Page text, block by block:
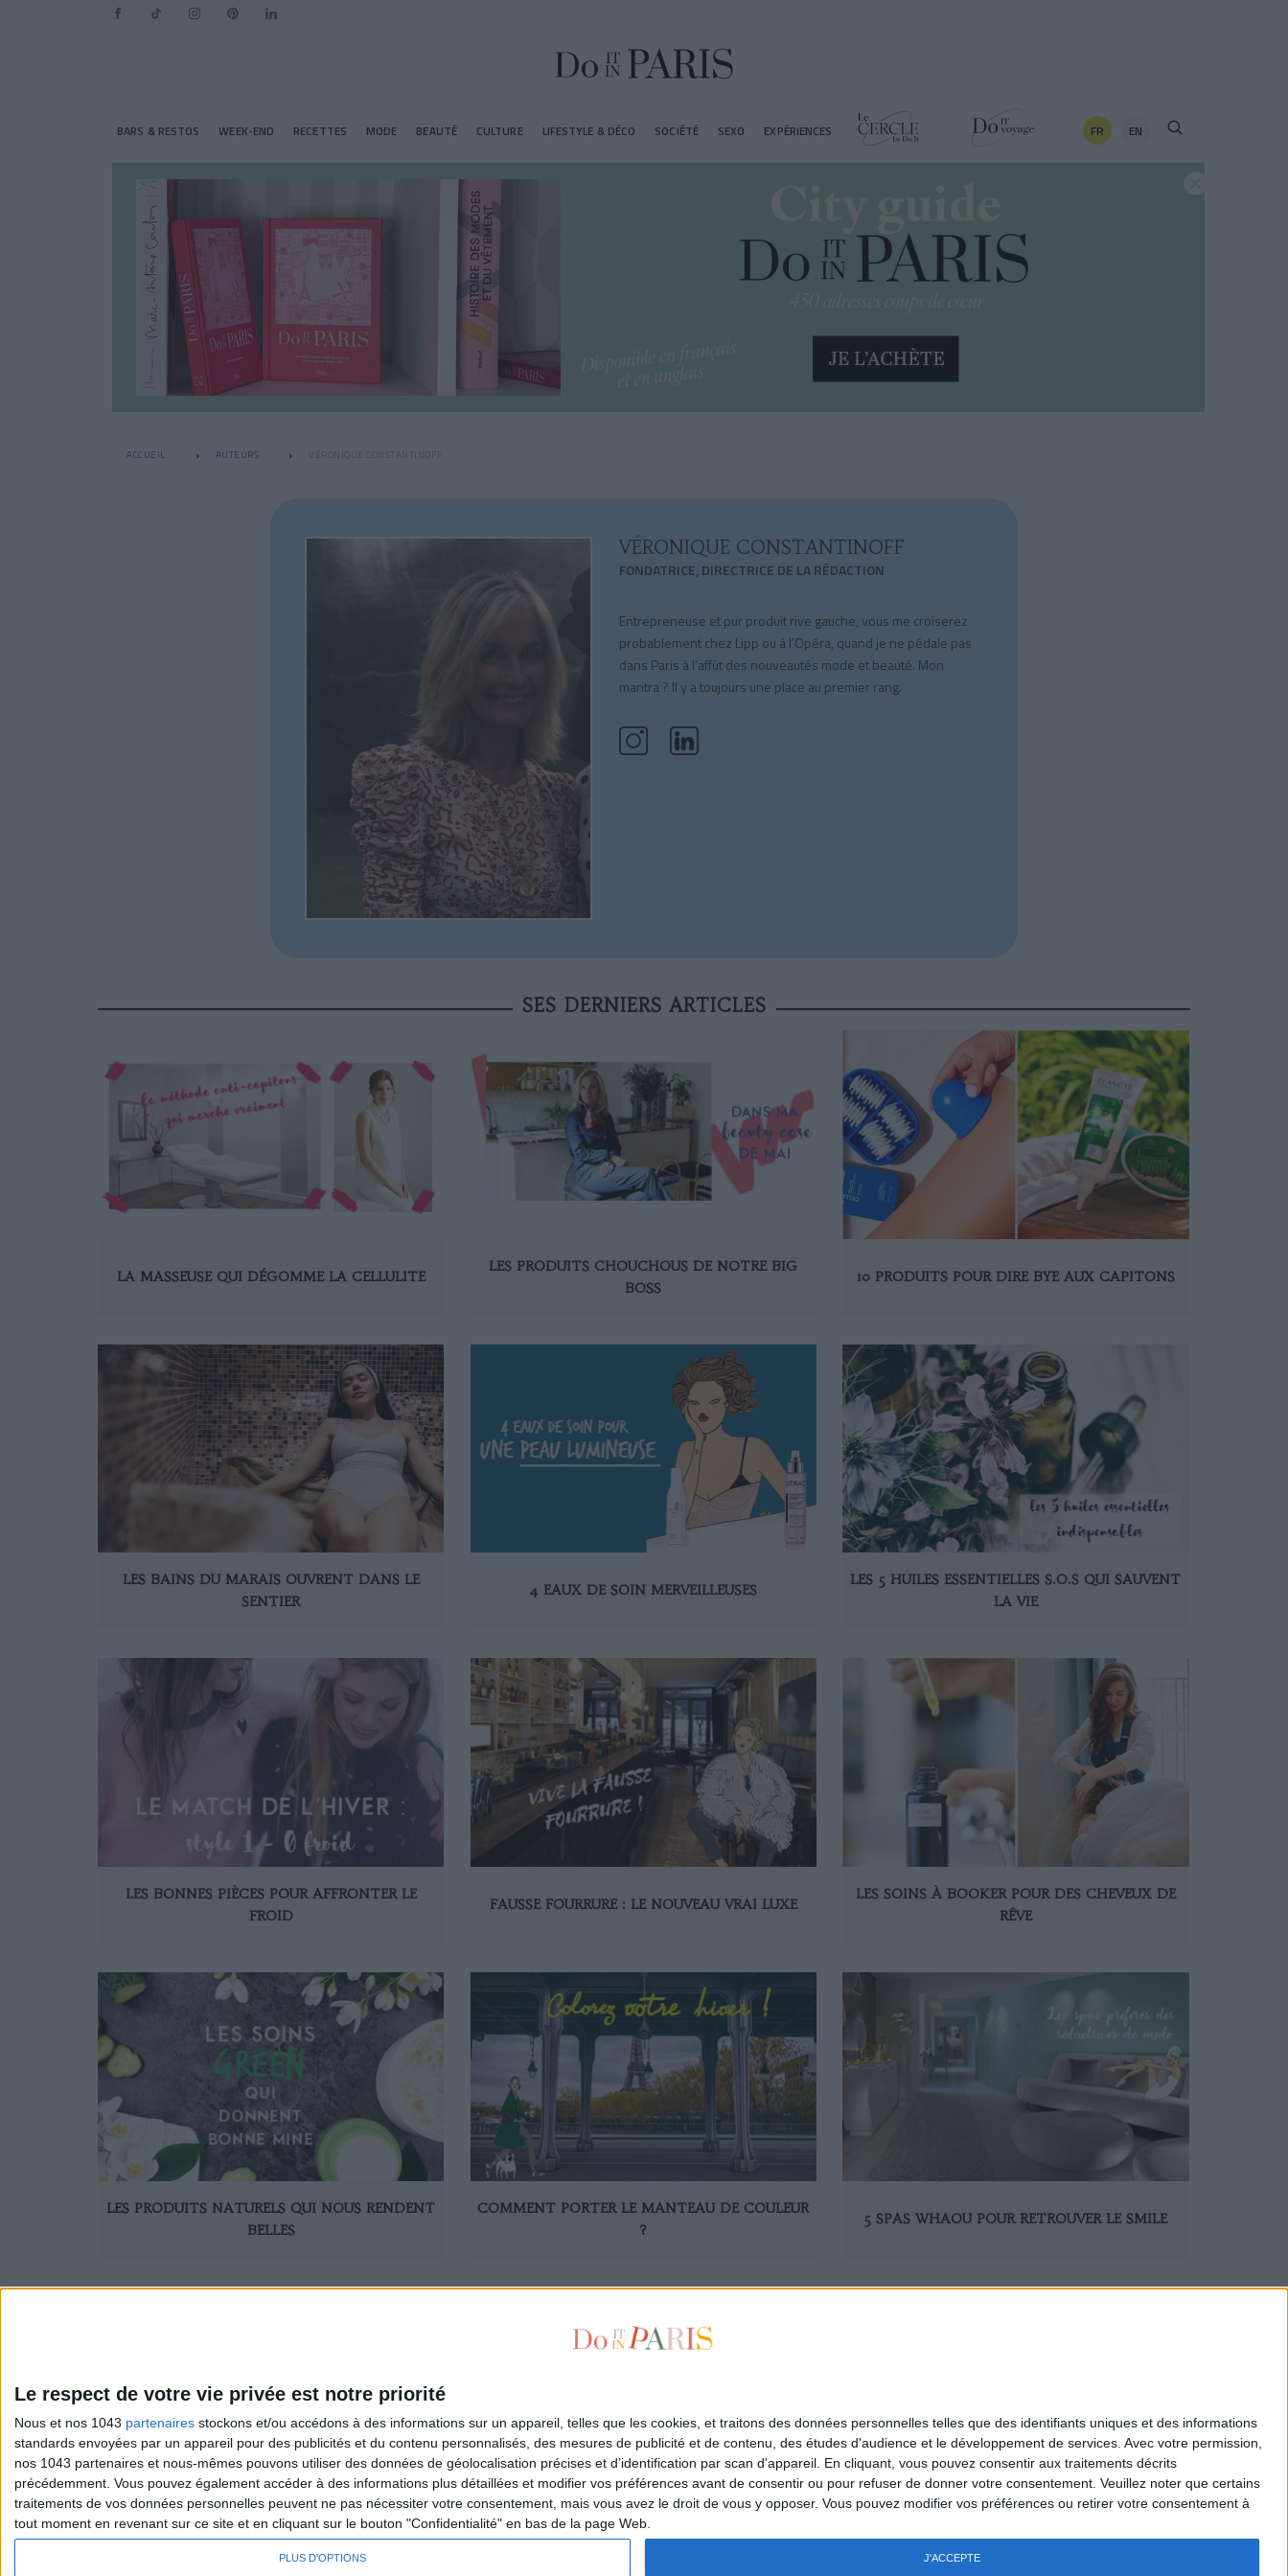
Le respect de votre vie privée est notre priorité
Nous et nos 1043 partenaires stockons et/ou accédons à des informations sur un appareil, telles que les cookies, et traitons des données personnelles telles que des identifiants uniques et des informations
standards envoyées par un appareil pour des publicités et du contenu personnalisés, des mesures de publicité et de contenu, des études d'audience et le développement de services. Avec votre permission,
nos 1043 partenaires et nous-mêmes pouvons utiliser des données de géolocalisation précises et d’identification par scan d'appareil. En cliquant, vous pouvez consentir aux traitements décrits
précédemment. Vous pouvez également accéder à des informations plus détaillées et modifier vos préférences avant de consentir ou pour refuser de donner votre consentement. Veuillez noter que certains
traitements de vos données personnelles peuvent ne pas nécessiter votre consentement, mais vous avez le droit de vous y opposer. Vous pouvez modifier vos préférences ou retirer votre consentement à
tout moment en revenant sur ce site et en cliquant sur le bouton "Confidentialité" en bas de la page Web.
PLUS D'OPTIONS J'ACCEPTE
BARS & RESTOS WEEK-END RECETTES MODE BEAUTÉ CULTURE LIFESTYLE & DÉCO SOCIÉTÉ SEXO EXPÉRIENCES FR EN
ACCUEIL AUTEURS VÉRONIQUE CONSTANTINOFF
VÉRONIQUE CONSTANTINOFF
FONDATRICE, DIRECTRICE DE LA RÉDACTION
Entrepreneuse et pur produit rive gauche, vous me croiserez
probablement chez Lipp ou à l’Opéra, quand je ne pédale pas
dans Paris à l’affût des nouveautés mode et beauté. Mon
mantra ? Il y a toujours une place au premier rang.
SES DERNIERS ARTICLES
LA MASSEUSE QUI DÉGOMME LA CELLULITE
LES PRODUITS CHOUCHOUS DE NOTRE BIG
BOSS
10 PRODUITS POUR DIRE BYE AUX CAPITONS
LES BAINS DU MARAIS OUVRENT DANS LE
SENTIER
4 EAUX DE SOIN MERVEILLEUSES
LES 5 HUILES ESSENTIELLES S.O.S QUI SAUVENT
LA VIE
LES BONNES PIÈCES POUR AFFRONTER LE
FROID
FAUSSE FOURRURE : LE NOUVEAU VRAI LUXE
LES SOINS À BOOKER POUR DES CHEVEUX DE
RÊVE
LES PRODUITS NATURELS QUI NOUS RENDENT
BELLES
COMMENT PORTER LE MANTEAU DE COULEUR
?
5 SPAS WHAOU POUR RETROUVER LE SMILE
Sexo
Société
S'inscrire à la newsletter
Se désinscrire
Qui sommes-nous ?
Les auteurs
L'Appartement de la Parisienne
L'espace annonceurs
Mentions légales
Nous Contacter
Recrutement
Politique de confidentialité
Gestion des cookies
Règlement général - Jeux